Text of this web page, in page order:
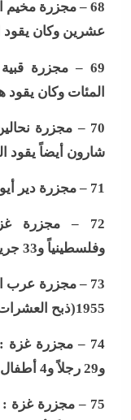
68 –
عشرين وكان يقود
69 –
المئات وكان
70 –
شارون أيضاً يقود
71 – مجزرة دير أيوب : 2/11/
72 –
وفلسطينياً و33 جريحاً
73 –
مجزرة عرب
1955(ذبح العشرات وقتل المئات
74 –
و29 رجلاً و4 أطفال و93 جريحاً
75 –